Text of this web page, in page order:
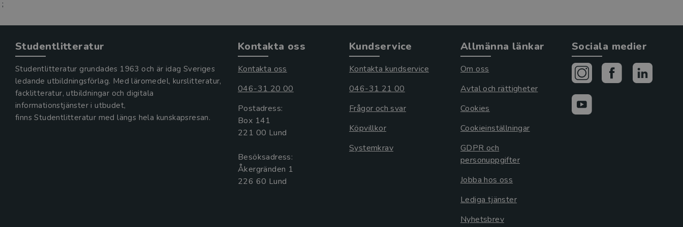
;
Studentlitteratur
Studentlitteratur grundades 1963 och är idag Sveriges
ledande utbildningsförlag. Med läromedel, kurslitteratur,
facklitteratur, utbildningar och digitala
informationstjänster i utbudet,
finns Studentlitteratur med längs hela kunskapsresan.
Kontakta oss
Kontakta oss
046-31 20 00
Postadress:
Box 141
221 00 Lund
Besöksadress:
Åkergränden 1
Kundservice
Kontakta kundservice
046-31 21 00
Frågor och svar
Köpvillkor
Systemkrav
Allmänna länkar
Om oss
Avtal och rättigheter
Cookies
Cookieinställningar
GDPR och
personuppgifter
Jobba hos oss
Lediga tjänster
Nyhetsbrev
Sociala medier